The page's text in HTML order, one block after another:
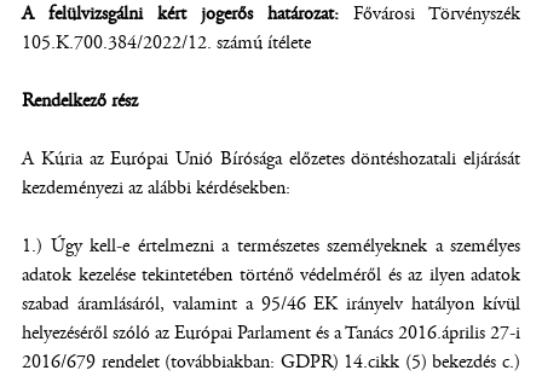
A felülvizsgálni kért jogerős határozat: Fővárosi Törvényszék
105.K.700.384/2022/12. számú ítélete
Rendelkező rész
A Kúria az Európai Unió Bírósága előzetes döntéshozatali eljárását
kezdeményezi az alábbi kérdésekben:
1.) Úgy kell-e értelmezni a természetes személyeknek a személyes
adatok kezelése tekintetében történő védelméről és az ilyen adatok
szabad áramlásáról, valamint a 95/46 EK irányelv hatályon kívül
helyezéséről szóló az Európai Parlament és a Tanács 2016.április 27-i
2016/679 rendelet (továbbiakban: GDPR) 14.cikk (5) bekezdés c.)